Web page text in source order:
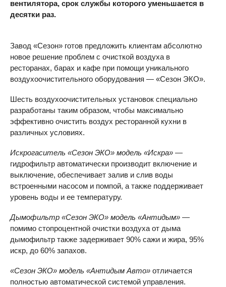
вентилятора, срок службы которого уменьшается в
десятки раз.
Завод «Сезон» готов предложить клиентам абсолютно
новое решение проблем с очисткой воздуха в
ресторанах, барах и кафе при помощи уникального
воздухоочистительного оборудования — «Сезон ЭКО».
Шесть воздухоочистительных установок специально
разработаны таким образом, чтобы максимально
эффективно очистить воздух ресторанной кухни в
различных условиях.
Искрогаситель «Сезон ЭКО» модель «Искра» —
гидрофильтр автоматически производит включение и
выключение, обеспечивает залив и слив воды
встроенными насосом и помпой, а также поддерживает
уровень воды и ее температуру.
Дымофильтр «Сезон ЭКО» модель «Антидым» —
помимо стопроцентной очистки воздуха от дыма
дымофильтр также задерживает 90% сажи и жира, 95%
искр, до 60% запахов.
«Сезон ЭКО» модель «Антидым Авто» отличается
полностью автоматической системой управления.